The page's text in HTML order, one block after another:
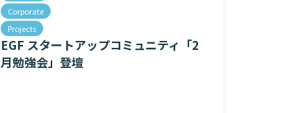
Corporate
Projects
EGF スタートアップコミュニティ「2
月勉強会」登壇